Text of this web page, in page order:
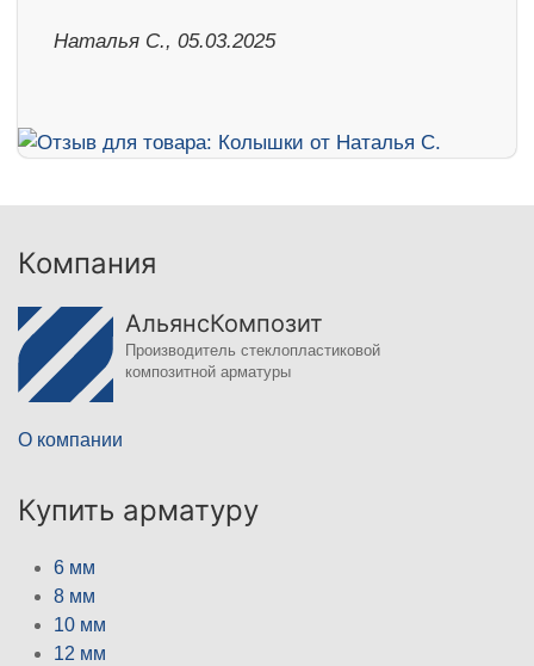
Наталья С., 05.03.2025
Компания
АльянсКомпозит
Производитель стеклопластиковой
композитной арматуры
О компании
Купить арматуру
6 мм
8 мм
10 мм
12 мм